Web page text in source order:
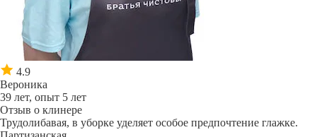
4.9
Вероника
39 лет, опыт 5 лет
Отзыв о клинере
Трудолибавая, в уборке уделяет особое предпочтение глажке.